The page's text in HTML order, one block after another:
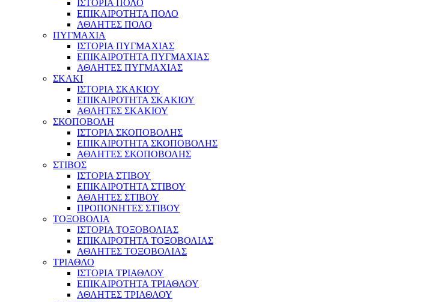
ΙΣΤΟΡΙΑ ΠΟΛΟ
ΕΠΙΚΑΙΡΟΤΗΤΑ ΠΟΛΟ
ΑΘΛΗΤΕΣ ΠΟΛΟ
ΠΥΓΜΑΧΙΑ
ΙΣΤΟΡΙΑ ΠΥΓΜΑΧΙΑΣ
ΕΠΙΚΑΙΡΟΤΗΤΑ ΠΥΓΜΑΧΙΑΣ
ΑΘΛΗΤΕΣ ΠΥΓΜΑΧΙΑΣ
ΣΚΑΚΙ
ΙΣΤΟΡΙΑ ΣΚΑΚΙΟΥ
ΕΠΙΚΑΙΡΟΤΗΤΑ ΣΚΑΚΙΟΥ
ΑΘΛΗΤΕΣ ΣΚΑΚΙΟΥ
ΣΚΟΠΟΒΟΛΗ
ΙΣΤΟΡΙΑ ΣΚΟΠΟΒΟΛΗΣ
ΕΠΙΚΑΙΡΟΤΗΤΑ ΣΚΟΠΟΒΟΛΗΣ
ΑΘΛΗΤΕΣ ΣΚΟΠΟΒΟΛΗΣ
ΣΤΙΒΟΣ
ΙΣΤΟΡΙΑ ΣΤΙΒΟΥ
ΕΠΙΚΑΙΡΟΤΗΤΑ ΣΤΙΒΟΥ
ΑΘΛΗΤΕΣ ΣΤΙΒΟΥ
ΠΡΟΠΟΝΗΤΕΣ ΣΤΙΒΟΥ
ΤΟΞΟΒΟΛΙΑ
ΙΣΤΟΡΙΑ ΤΟΞΟΒΟΛΙΑΣ
ΕΠΙΚΑΙΡΟΤΗΤΑ ΤΟΞΟΒΟΛΙΑΣ
ΑΘΛΗΤΕΣ ΤΟΞΟΒΟΛΙΑΣ
ΤΡΙΑΘΛΟ
ΙΣΤΟΡΙΑ ΤΡΙΑΘΛΟΥ
ΕΠΙΚΑΙΡΟΤΗΤΑ ΤΡΙΑΘΛΟΥ
ΑΘΛΗΤΕΣ ΤΡΙΑΘΛΟΥ